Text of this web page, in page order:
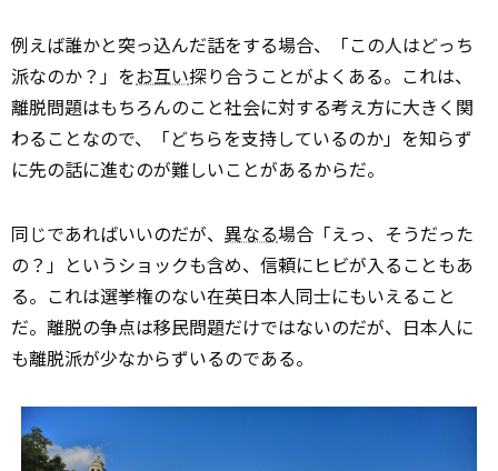
例えば誰かと突っ込んだ話をする場合、「この人はどっち
派なのか？」をお互い探り合うことがよくある。これは、
離脱問題はもちろんのこと社会に対する考え方に大きく関
わることなので、「どちらを支持しているのか」を知らず
に先の話に進むのが難しいことがあるからだ。
同じであればいいのだが、 異なる場合「えっ、そうだった
の？」というショックも含め、信頼にヒビが入ることもあ
る。これは選挙権のない在英日本人同士にもいえること
だ。離脱の争点は移民問題だけではないのだが、日本人に
も離脱派が少なからずいるのである。